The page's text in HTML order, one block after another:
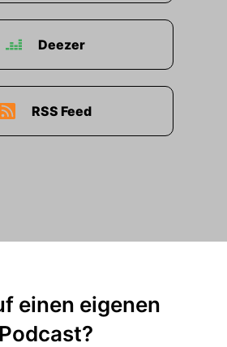
Deezer
RSS Feed
einen eigenen
Podcast?